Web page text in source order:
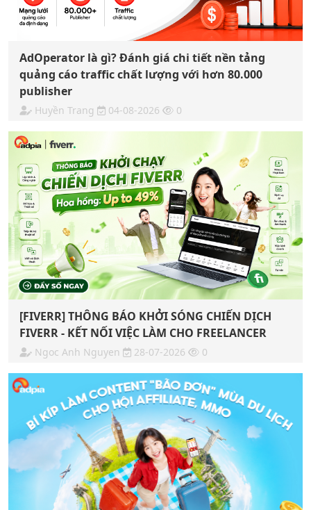
AdOperator là gì? Đánh giá chi tiết nền tảng
quảng cáo traffic chất lượng với hơn 80.000
publisher
Huyền Trang 04-08-2026 0
[FIVERR] THÔNG BÁO KHỞI SÓNG CHIẾN DỊCH
FIVERR - KẾT NỐI VIỆC LÀM CHO FREELANCER
Ngoc Anh Nguyen 28-07-2026 0